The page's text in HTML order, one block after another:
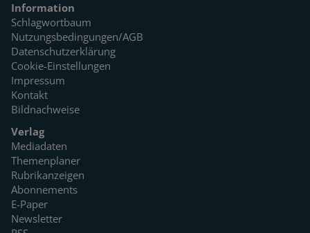
Information
Schlagwortbaum
Nutzungsbedingungen/AGB
Datenschutzerklärung
Cookie-Einstellungen
Impressum
Kontakt
Bildnachweise
Verlag
Mediadaten
Themenplaner
Rubrikanzeigen
Abonnements
E-Paper
Newsletter